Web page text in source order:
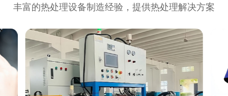
丰富的热处理设备制造经验，提供热处理解决方案